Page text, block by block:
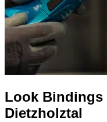
Look Bindings
Dietzholztal